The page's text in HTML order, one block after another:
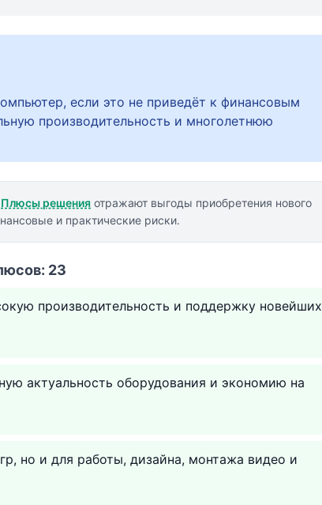
если это не приведёт к финансовым
производительность и многолетнюю
Плюсы решения отражают выгоды приобретения нового
и практические риски.
23
производительность и поддержку новейших
актуальность оборудования и экономию на
но и для работы, дизайна, монтажа видео и